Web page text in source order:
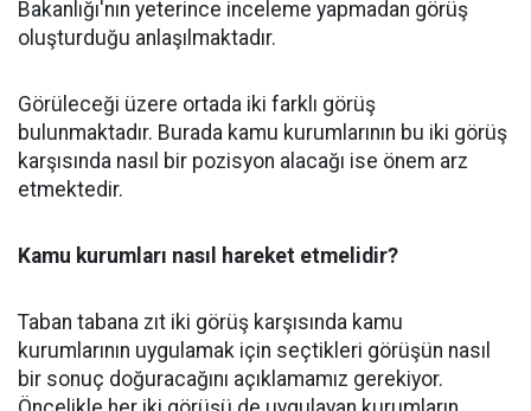
Bakanlığı'nın yeterince inceleme yapmadan görüş
oluşturduğu anlaşılmaktadır.
Görüleceği üzere ortada iki farklı görüş
bulunmaktadır. Burada kamu kurumlarının bu iki görüş
karşısında nasıl bir pozisyon alacağı ise önem arz
etmektedir.
Kamu kurumları nasıl hareket etmelidir?
Taban tabana zıt iki görüş karşısında kamu
kurumlarının uygulamak için seçtikleri görüşün nasıl
bir sonuç doğuracağını açıklamamız gerekiyor.